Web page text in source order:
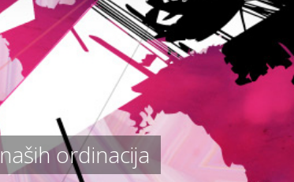
ordinacija